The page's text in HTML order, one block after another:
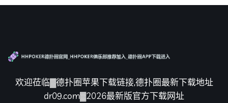
欢迎莅临▓德扑圈苹果下载链接,德扑圈最新下载地址
dr09.com▓2026最新版官方下载网址